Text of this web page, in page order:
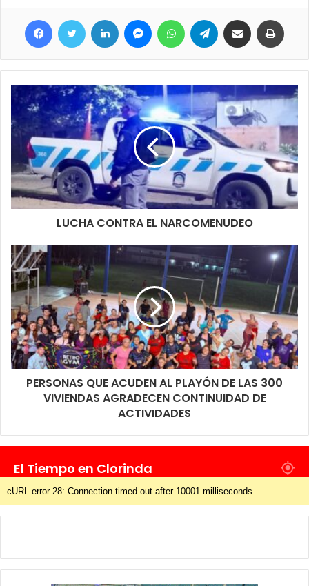
LUCHA CONTRA EL NARCOMENUDEO
PERSONAS QUE ACUDEN AL PLAYÓN DE LAS 300
VIVIENDAS AGRADECEN CONTINUIDAD DE
ACTIVIDADES
El Tiempo en Clorinda
cURL error 28: Connection timed out after 10001 milliseconds